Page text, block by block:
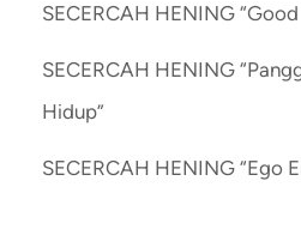
SECERCAH HENING
SECERCAH HENING
Hidup”
SECERCAH HENING “Ego